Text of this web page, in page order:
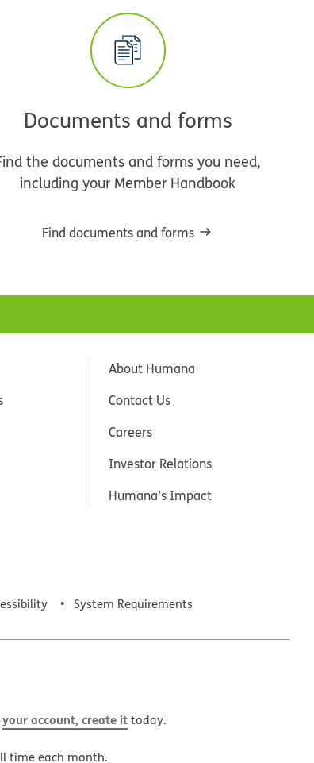
Documents and forms
the documents and forms you need,
including your Member Handbook
Find documents and forms
About Humana
Contact Us
Careers
Investor Relations
Humana’s Impact
System Requirements
your account, create ittoday.
time each month.